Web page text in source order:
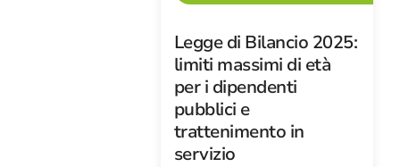
Legge di Bilancio 2025:
limiti massimi di età
per i dipendenti
pubblici e
trattenimento in
servizio